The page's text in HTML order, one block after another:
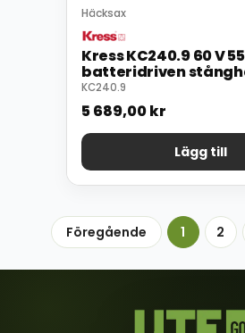
Häcksax
Kress KC240.9 60 V
batteridriven
KC240.9
5 689,00kr
Lägg till
Föregående 1 2